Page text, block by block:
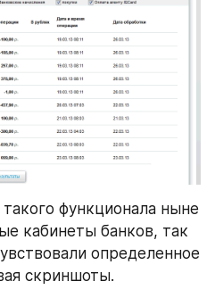
функционала ныне
кабинеты банков, так
определенное
скриншоты.